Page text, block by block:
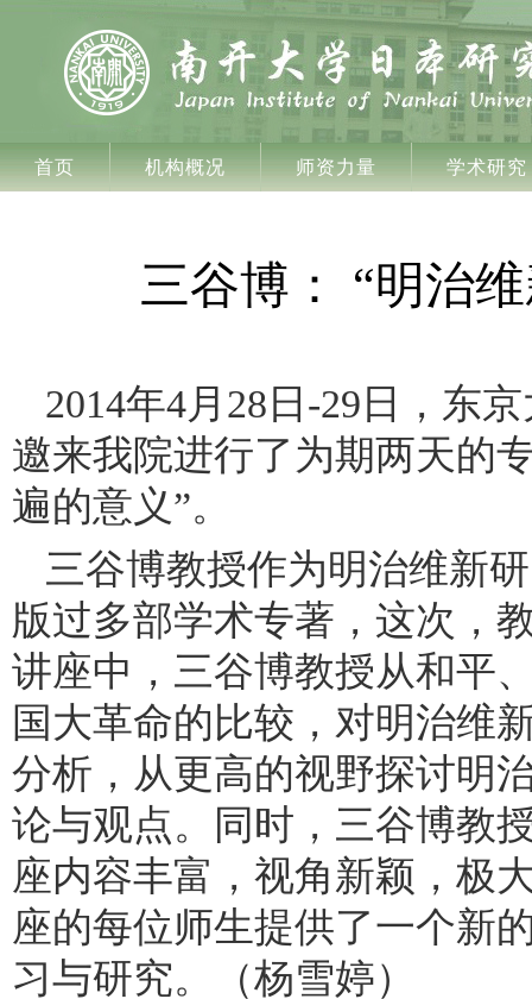
首页 机构概况 师资力量 学术研究
三谷博： “明治
2014年4月 28 日 -29 日，东
邀来我院进行了为期两天的
遍的意义”。
三谷博教授作为明治维新
版过多部学术专著，这次，
讲座中，三谷博教授从和平
国大革命的比较，对明治维
分析，从更高的视野探讨明
论与观点。同时，三谷博教
座内容丰富，视角新颖，极
座的每位师生提供了一个新
习与研究。（杨雪婷）